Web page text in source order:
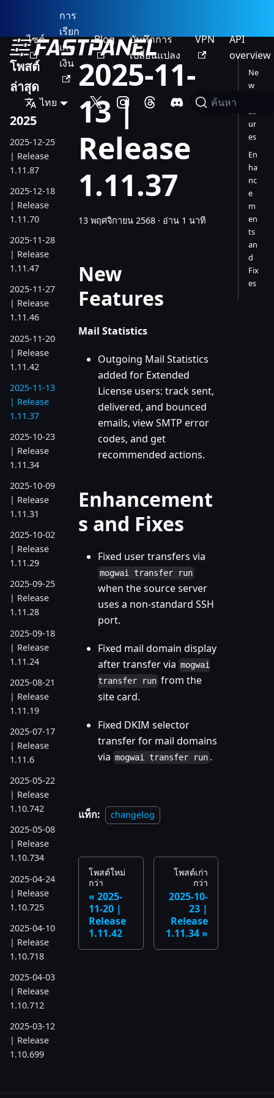
ไซต์
การ
เรียก
เก็บ
เงิน
Blog
บันทึกการ
เปลี่ยนแปลง
VPN
API
overview
ไทย ค้นหา
โพสต์
ล่าสุด
2025
2025-12-25
| Release
1.11.87
2025-12-18
| Release
1.11.70
2025-11-28
| Release
1.11.47
2025-11-27
| Release
1.11.46
2025-11-20
| Release
1.11.42
2025-11-13
| Release
1.11.37
2025-10-23
| Release
1.11.34
2025-10-09
| Release
1.11.31
2025-10-02
| Release
1.11.29
2025-09-25
| Release
1.11.28
2025-09-18
| Release
1.11.24
2025-08-21
| Release
1.11.19
2025-07-17
| Release
1.11.6
2025-05-22
| Release
1.10.742
2025-05-08
| Release
1.10.734
2025-04-24
| Release
1.10.725
2025-04-10
| Release
1.10.718
2025-04-03
| Release
1.10.712
2025-03-12
| Release
1.10.699
2025-11-
13 |
Release
1.11.37
13 พฤศจิกายน 2568 · อ่าน 1 นาที
New
Features
Mail Statistics
Outgoing Mail Statistics
added for Extended
License users: track sent,
delivered, and bounced
emails, view SMTP error
codes, and get
recommended actions.
Enhancement
s and Fixes
Fixed user transfers via
mogwai transfer run
when the source server
uses a non-standard SSH
port.
Fixed mail domain display
after transfer via mogwai
transfer run from the
site card.
Fixed DKIM selector
transfer for mail domains
via mogwai transfer run .
แท็ก: changelog
โพสต์ใหม่
กว่า
2025-
11-20 |
Release
1.11.42
โพสต์เก่า
กว่า
2025-10-
23 |
Release
1.11.34
Ne
w
at
ur
es
En
ha
nc
e
m
en
ts
an
d
Fix
es